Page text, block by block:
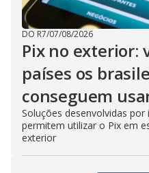
DO R7/07/08/2026
Pix no exterior:
países os
conseguem
Soluções desenvolvidas
permitem utilizar o Pix em
exterior